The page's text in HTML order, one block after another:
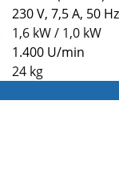
230 V, 7,5 A, 50 Hz
1,6 kW / 1,0 kW
1.400 U/min
24 kg